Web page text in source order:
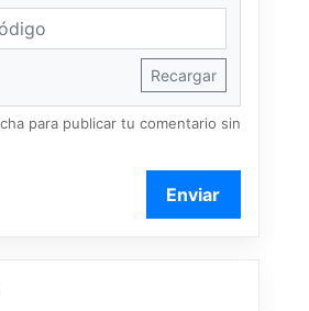
Recargar
para publicar tu comentario sin
Enviar